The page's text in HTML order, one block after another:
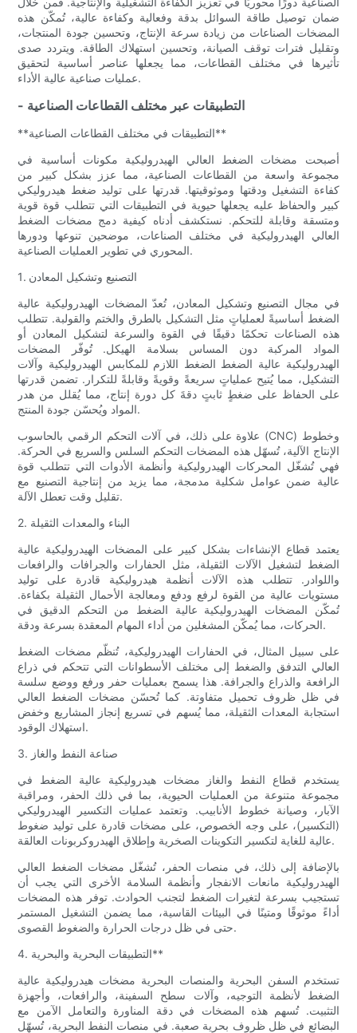
ضمان توصيل طاقة السوائل بدقة وفعالية وكفاءة عالية، تُمكّن هذه
المضخات الصناعات من زيادة سرعة الإنتاج، وتحسين جودة المنتجات،
وتقليل فترات توقف الصيانة، وتحسين استهلاك الطاقة. ويتردد صدى
تأثيرها في مختلف القطاعات، مما يجعلها عناصر أساسية لتحقيق
عمليات صناعية عالية الأداء.
- التطبيقات عبر مختلف القطاعات الصناعية
**التطبيقات في مختلف القطاعات الصناعية**
أصبحت مضخات الضغط العالي الهيدروليكية مكونات أساسية في
مجموعة واسعة من القطاعات الصناعية، مما عزز بشكل كبير من
كفاءة التشغيل ودقتها وموثوقيتها. قدرتها على توليد ضغط هيدروليكي
كبير والحفاظ عليه يجعلها حيوية في التطبيقات التي تتطلب قوة قوية
ومتسقة وقابلة للتحكم. نستكشف أدناه كيفية دمج مضخات الضغط
العالي الهيدروليكية في مختلف الصناعات، موضحين تنوعها ودورها
المحوري في تطوير العمليات الصناعية.
1. التصنيع وتشكيل المعادن
في مجال التصنيع وتشكيل المعادن، تُعدّ المضخات الهيدروليكية عالية
الضغط أساسيةً لعملياتٍ مثل التشكيل بالطرق والختم والقولبة. تتطلب
هذه الصناعات تحكمًا دقيقًا في القوة والسرعة لتشكيل المعادن أو
المواد المركبة دون المساس بسلامة الهيكل. تُوفّر المضخات
الهيدروليكية عالية الضغط الضغط اللازم للمكابس الهيدروليكية وآلات
التشكيل، مما يُتيح عملياتٍ سريعةً وقويةً وقابلةً للتكرار. تضمن قدرتها
على الحفاظ على ضغطٍ ثابتٍ دقةَ كل دورة إنتاج، مما يُقلل من هدر
المواد ويُحسّن جودة المنتج.
علاوة على ذلك، في آلات التحكم الرقمي بالحاسوب (CNC) وخطوط
الإنتاج الآلية، تُسهّل هذه المضخات التحكم السلس والسريع في الحركة.
فهي تُشغّل المحركات الهيدروليكية وأنظمة الأدوات التي تتطلب قوة
عالية ضمن عوامل شكلية مدمجة، مما يزيد من إنتاجية التصنيع مع
تقليل وقت تعطل الآلة.
2. البناء والمعدات الثقيلة
يعتمد قطاع الإنشاءات بشكل كبير على المضخات الهيدروليكية عالية
الضغط لتشغيل الآلات الثقيلة، مثل الحفارات والجرافات والرافعات
واللوادر. تتطلب هذه الآلات أنظمة هيدروليكية قادرة على توليد
مستويات عالية من القوة لرفع ودفع ومعالجة الأحمال الثقيلة بكفاءة.
تُمكّن المضخات الهيدروليكية عالية الضغط من التحكم الدقيق في
الحركات، مما يُمكّن المشغلين من أداء المهام المعقدة بسرعة ودقة.
على سبيل المثال، في الحفارات الهيدروليكية، تُنظّم مضخات الضغط
العالي التدفق والضغط إلى مختلف الأسطوانات التي تتحكم في ذراع
الرافعة والذراع والجرافة. هذا يسمح بعمليات حفر ورفع ووضع سلسة
في ظل ظروف تحميل متفاوتة. كما تُحسّن مضخات الضغط العالي
استجابة المعدات الثقيلة، مما يُسهم في تسريع إنجاز المشاريع وخفض
استهلاك الوقود.
3. صناعة النفط والغاز
يستخدم قطاع النفط والغاز مضخات هيدروليكية عالية الضغط في
مجموعة متنوعة من العمليات الحيوية، بما في ذلك الحفر، ومراقبة
الآبار، وصيانة خطوط الأنابيب. وتعتمد عمليات التكسير الهيدروليكي
(التكسير)، على وجه الخصوص، على مضخات قادرة على توليد ضغوط
عالية للغاية لتكسير التكوينات الصخرية وإطلاق الهيدروكربونات العالقة.
بالإضافة إلى ذلك، في منصات الحفر، تُشغّل مضخات الضغط العالي
الهيدروليكية مانعات الانفجار وأنظمة السلامة الأخرى التي يجب أن
تستجيب بسرعة لتغيرات الضغط لتجنب الحوادث. توفر هذه المضخات
أداءً موثوقًا ومتينًا في البيئات القاسية، مما يضمن التشغيل المستمر
حتى في ظل درجات الحرارة والضغوط القصوى.
4. التطبيقات البحرية والبحرية**
تستخدم السفن البحرية والمنصات البحرية مضخات هيدروليكية عالية
الضغط لأنظمة التوجيه، وآلات سطح السفينة، والرافعات، وأجهزة
التثبيت. تُسهم هذه المضخات في دقة المناورة والتعامل الآمن مع
البضائع في ظل ظروف بحرية صعبة. في منصات النفط البحرية، تُسهّل